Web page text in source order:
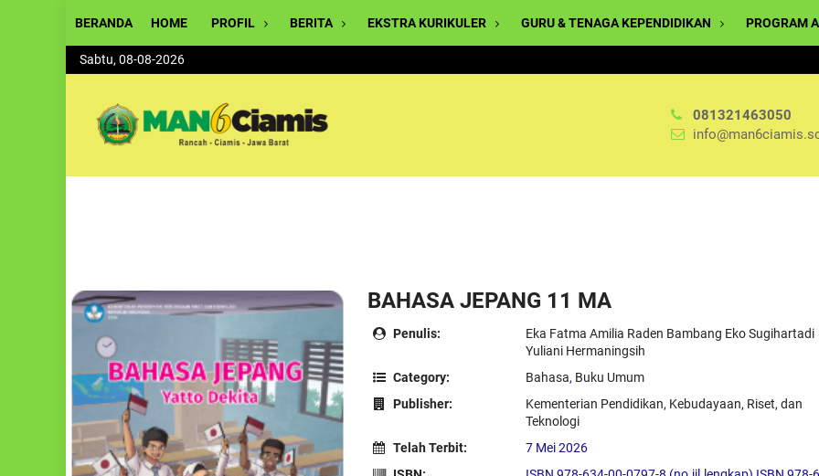
BERANDA HOME PROFIL BERITA EKSTRA KURIKULER GURU & TENAGA KEPENDIDIKAN PROGRAM
Sabtu, 08-08-2026
081321463050
BAHASA JEPANG 11 MA
Penulis:
Eka Fatma Amilia Raden Bambang Eko Sugihartadi
Yuliani Hermaningsih
Category:
Bahasa, Buku Umum
Publisher:
Kementerian Pendidikan, Kebudayaan, Riset, dan
Teknologi
Telah Terbit:
7 Mei 2026